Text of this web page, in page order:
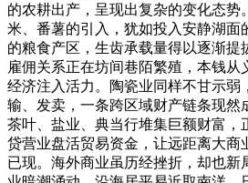
的农耕出产，呈现出复杂的变化态
米、番薯的引入，犹如投入安静湖
的粮食产区，生齿承载量得以逐渐提
雇佣关系正在坊间巷陌繁殖，本钱
经济注入活力。陶瓷业同样不甘示
输、发卖，一条跨区域财产链条现
茶叶、盐业、典当行堆集巨额财富
贷营业盘活贸易资金，让远距离大
已现。海外商业虽历经挫折，却也